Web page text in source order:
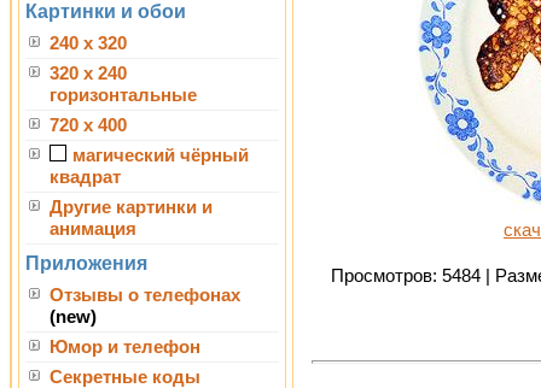
Картинки и обои
240 x 320
320 x 240
горизонтальные
720 x 400
магический чёрный
квадрат
Другие картинки и
анимация
Приложения
Отзывы о телефонах
(new)
Юмор и телефон
Секретные коды
Просмотров: 5484 |